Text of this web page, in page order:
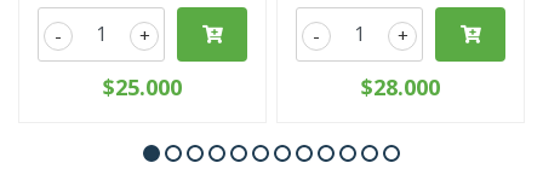
+
-
$25.000
+
-
$28.000